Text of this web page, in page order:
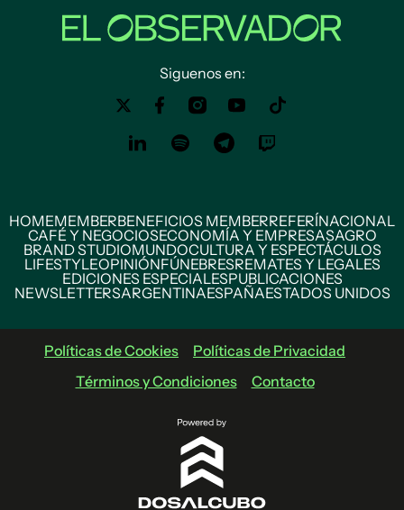
Siguenos en:
HOMEMEMBERBENEFICIOS MEMBERREFERÍNACIONAL
CAFÉ Y NEGOCIOSECONOMÍA Y EMPRESASAGRO
BRAND STUDIOMUNDOCULTURA Y ESPECTÁCULOS
LIFESTYLEOPINIÓNFÚNEBRESREMATES Y LEGALES
EDICIONES ESPECIALESPUBLICACIONES
NEWSLETTERSARGENTINAESPAÑAESTADOS UNIDOS
Políticas de Cookies
Políticas de Privacidad
Términos y Condiciones
Contacto